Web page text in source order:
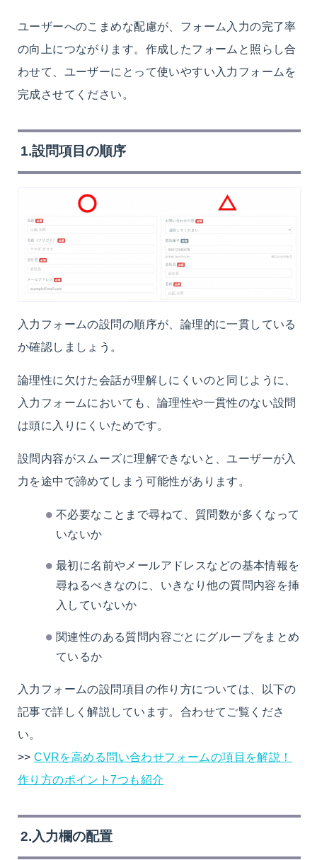
ユーザーへのこまめな配慮が、フォーム入力の完了率
の向上につながります。作成したフォームと照らし合
わせて、ユーザーにとって使いやすい入力フォームを
完成させてください。
1.設問項目の順序
入力フォームの設問の順序が、論理的に一貫している
か確認しましょう。
論理性に欠けた会話が理解しにくいのと同じように、
入力フォームにおいても、論理性や一貫性のない設問
は頭に入りにくいためです。
設問内容がスムーズに理解できないと、ユーザーが入
力を途中で諦めてしまう可能性があります。
不必要なことまで尋ねて、質問数が多くなって
いないか
最初に名前やメールアドレスなどの基本情報を
尋ねるべきなのに、いきなり他の質問内容を挿
入していないか
関連性のある質問内容ごとにグループをまとめ
ているか
入力フォームの設問項目の作り方については、以下の
記事で詳しく解説しています。合わせてご覧くださ
い。
>>CVRを高める問い合わせフォームの項目を解説！
作り方のポイント7つも紹介
2.入力欄の配置